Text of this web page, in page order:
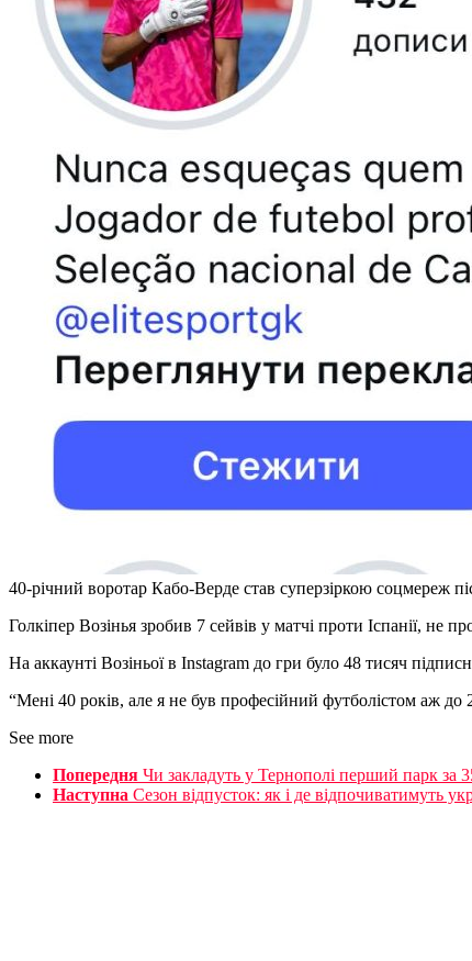
40-річний воротар Кабо-Верде став суперзіркою соцмереж
Голкіпер Возінья зробив 7 сейвів у матчі проти Іспанії, не
На аккаунті Возіньої в Instagram до гри було 48 тисяч
“Мені 40 років, але я не був професійний футболістом аж до
See more
Попередня Чи закладуть у Тернополі перший парк за
Наступна Сезон відпусток: як і де відпочиватимуть